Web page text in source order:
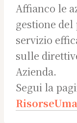
Affianco le
gestione
servizio
sulle
Azienda.
Segui la